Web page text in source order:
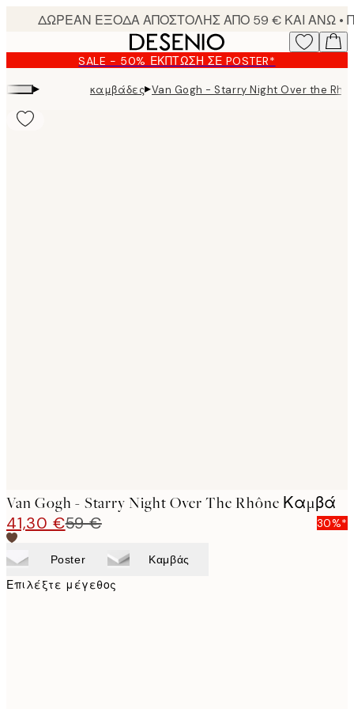
content.
SALE - 50% ΈΚΠΤΩΣΗ ΣΕ POSTER*
▸ καμβάδες▸Van Gogh - Starry Night Over the
Van Gogh - Starry Night Over The Rhône Καμβά
41,30 €59 € 30%*
Poster Καμβάς
Επιλέξτε μέγεθος